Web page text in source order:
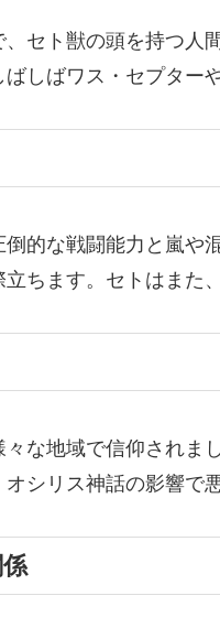
セト獣の頭を持つ人
しばワス・セプター
的な戦闘能力と嵐や
ちます。セトはまた
な地域で信仰されま
シリス神話の影響で